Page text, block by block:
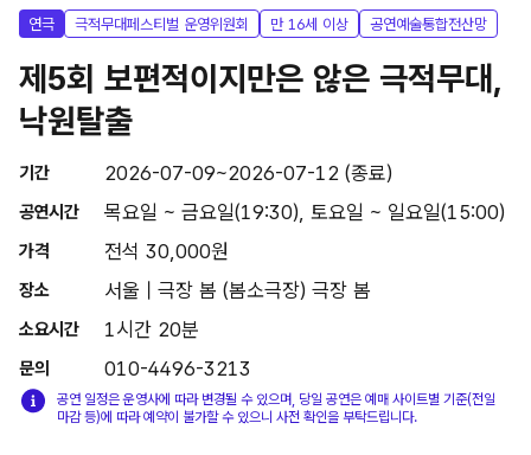
연극 극적무대페스티벌 운영위원회 만 16세 이상 공연예술통합전산망
제5회 보편적이지만은 않은 극적무대,
낙원탈출
기간 2026-07-09~2026-07-12 (종료)
공연시간 목요일 ~ 금요일(19:30), 토요일 ~ 일요일(15:00)
가격 전석 30,000원
장소 서울 | 극장 봄 (봄소극장) 극장 봄
소요시간 1시간 20분
문의 010-4496-3213
공연 일정은 운영사에 따라 변경될 수 있으며, 당일 공연은 예매 사이트별 기준(전일
마감 등)에 따라 예약이 불가할 수 있으니 사전 확인을 부탁드립니다.